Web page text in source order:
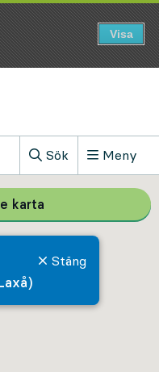
Sök
, Visa sökfältet
Meny
Stäng
karta Visa större
Visa